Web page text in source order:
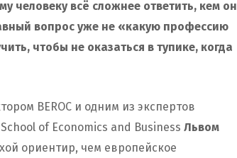
человеку всё сложнее ответить, кем он
вопрос уже не «какую профессию
чтобы не оказаться в тупике, когда
BEROC и одним из экспертов
School of Economics and Business Львом
ориентир, чем европейское